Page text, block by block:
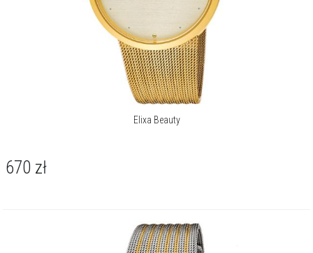
Elixa Beauty
670 zł